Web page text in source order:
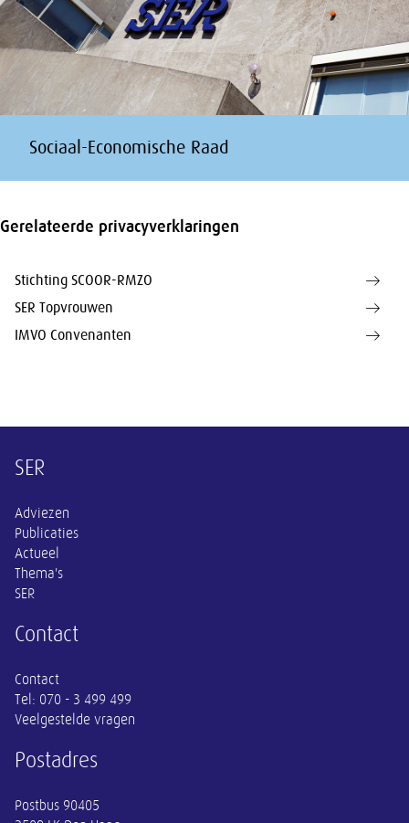
Sociaal-Economische Raad
Gerelateerde privacyverklaringen
Stichting SCOOR-RMZO
SER Topvrouwen
IMVO Convenanten
Overige informatie
SER
Adviezen
Publicaties
Actueel
Thema's
SER
Contact
Contact
Tel: 070 - 3 499 499
Veelgestelde vragen
Postadres
Postbus 90405